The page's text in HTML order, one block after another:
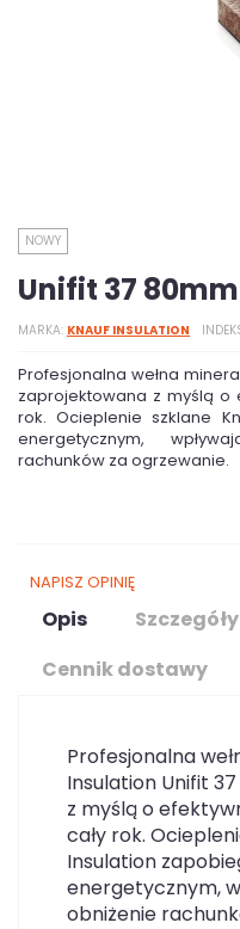
NOWY
Unifit 37 80mm
MARKA KNAUF INSULATION
Profesjonalna wełna
zaprojektowana z myślą o
rok. Ocieplenie szklane
energetycznym,
rachunków za ogrzewanie.
NAPISZ OPINIĘ
Opis Szczegóły
Cennik dostawy
Profesjonalna
Insulation Unifit
z myślą o
cały rok.
Insulation
energetycznym,
obniżenie